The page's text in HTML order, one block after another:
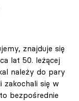
znajduje się
lat 50. leżącej
należy do pary
się w
bezpośrednie